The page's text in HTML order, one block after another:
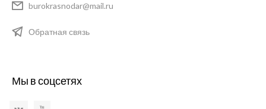
burokrasnodar@mail.ru
Обратная связь
Мы в соцсетях